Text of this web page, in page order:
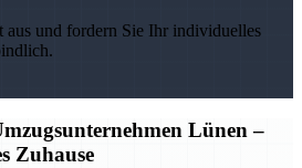
aus und fordern Sie Ihr individuelles
Lünen –
Zuhause